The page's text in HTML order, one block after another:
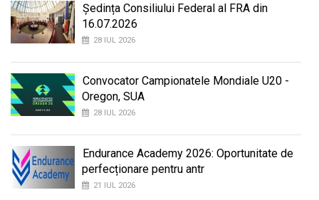
Ședința Consiliului Federal al FRA din
16.07.2026
28 IUL 2026
Convocator Campionatele Mondiale U20 -
Oregon, SUA
28 IUL 2026
Endurance Academy 2026: Oportunitate de
perfecționare pentru antr
21 IUL 2026